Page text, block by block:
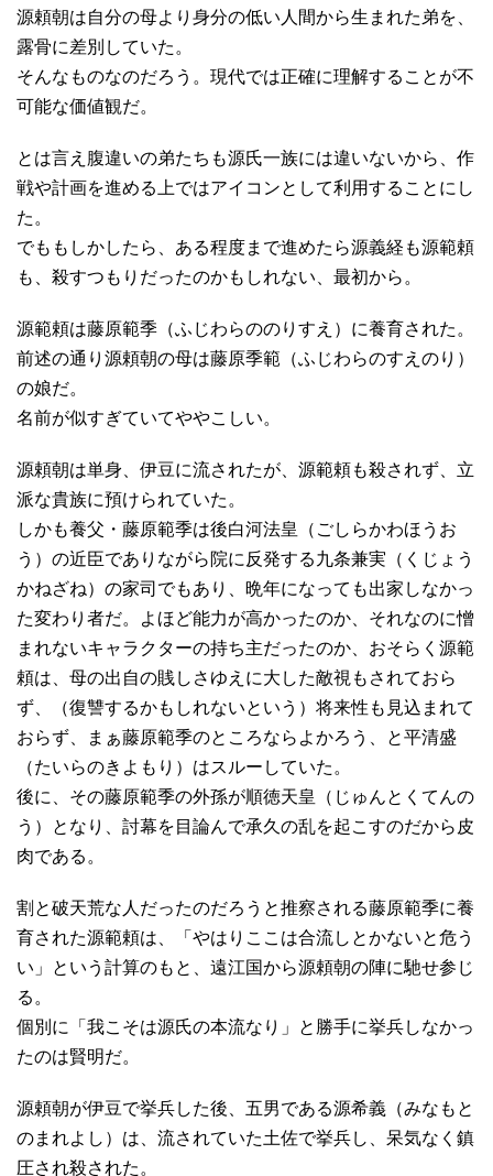
源頼朝は自分の母より身分の低い人間から生まれた弟を、
露骨に差別していた。
そんなものなのだろう。現代では正確に理解することが不
可能な価値観だ。
とは言え腹違いの弟たちも源氏一族には違いないから、作
戦や計画を進める上ではアイコンとして利用することにし
た。
でももしかしたら、ある程度まで進めたら源義経も源範頼
も、殺すつもりだったのかもしれない、最初から。
源範頼は藤原範季（ふじわらののりすえ）に養育された。
前述の通り源頼朝の母は藤原季範（ふじわらのすえのり）
の娘だ。
名前が似すぎていてややこしい。
源頼朝は単身、伊豆に流されたが、源範頼も殺されず、立
派な貴族に預けられていた。
しかも養父・藤原範季は後白河法皇（ごしらかわほうお
う）の近臣でありながら院に反発する九条兼実（くじょう
かねざね）の家司でもあり、晩年になっても出家しなかっ
た変わり者だ。よほど能力が高かったのか、それなのに憎
まれないキャラクターの持ち主だったのか、おそらく源範
頼は、母の出自の賎しさゆえに大した敵視もされておら
ず、（復讐するかもしれないという）将来性も見込まれて
おらず、まぁ藤原範季のところならよかろう、と平清盛
（たいらのきよもり）はスルーしていた。
後に、その藤原範季の外孫が順徳天皇（じゅんとくてんの
う）となり、討幕を目論んで承久の乱を起こすのだから皮
肉である。
割と破天荒な人だったのだろうと推察される藤原範季に養
育された源範頼は、「やはりここは合流しとかないと危う
い」という計算のもと、遠江国から源頼朝の陣に馳せ参じ
る。
個別に「我こそは源氏の本流なり」と勝手に挙兵しなかっ
たのは賢明だ。
源頼朝が伊豆で挙兵した後、五男である源希義（みなもと
のまれよし）は、流されていた土佐で挙兵し、呆気なく鎮
圧され殺された。